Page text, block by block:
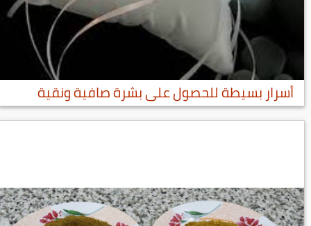
أسرار بسيطة للحصول على بشرة صافية ونقية